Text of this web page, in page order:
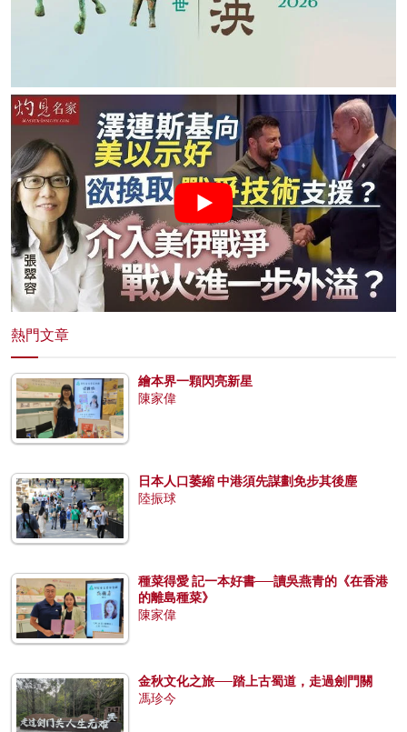
熱門文章
繪本界一顆閃亮新星
陳家偉
日本人口萎縮 中港須先謀劃免步其後塵
陸振球
種菜得愛 記一本好書──讀吳燕青的《在香港
的離島種菜》
陳家偉
金秋文化之旅──踏上古蜀道，走過劍門關
馮珍今